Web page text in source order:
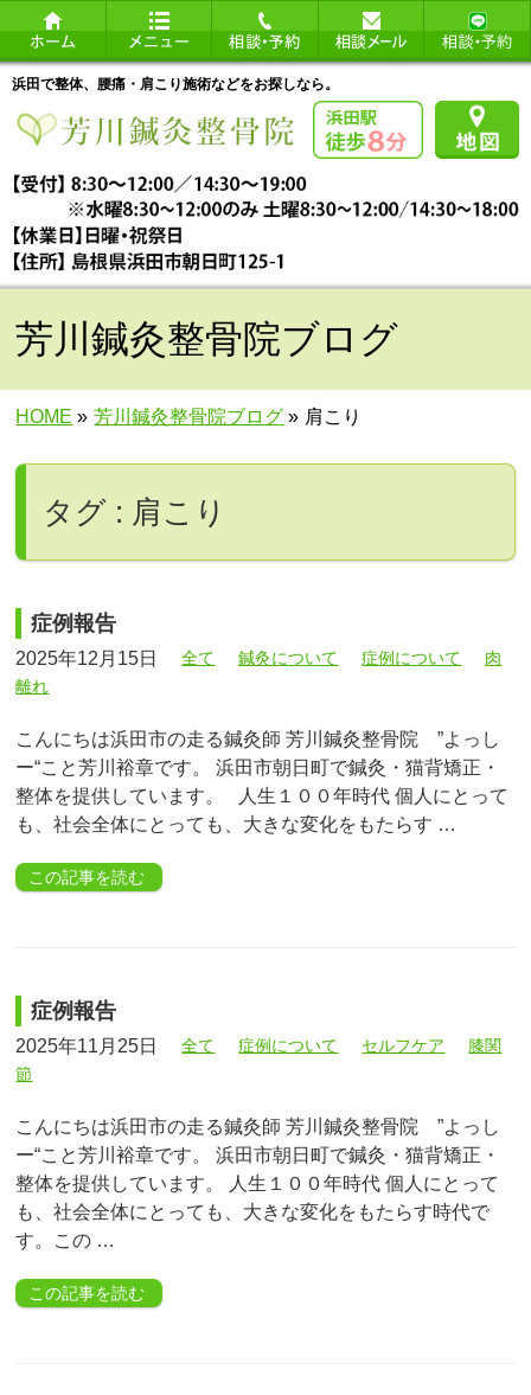
浜田で整体、腰痛・肩こり施術などをお探しなら。
芳川鍼灸整骨院ブログ
HOME » 芳川鍼灸整骨院ブログ » 肩こり
タグ : 肩こり
症例報告
2025年12月15日 全て 鍼灸について 症例について
肉
離れ
こんにちは浜田市の走る鍼灸師 芳川鍼灸整骨院 ”よっし
ー“こと芳川裕章です。 浜田市朝日町で鍼灸・猫背矯正・
整体を提供しています。 人生１００年時代 個人にとって
も、社会全体にとっても、大きな変化をもたらす …
この記事を読む
症例報告
2025年11月25日 全て 症例について セルフケア
膝関
節
こんにちは浜田市の走る鍼灸師 芳川鍼灸整骨院 ”よっし
ー“こと芳川裕章です。 浜田市朝日町で鍼灸・猫背矯正・
整体を提供しています。 人生１００年時代 個人にとって
も、社会全体にとっても、大きな変化をもたらす時代で
す。この …
この記事を読む